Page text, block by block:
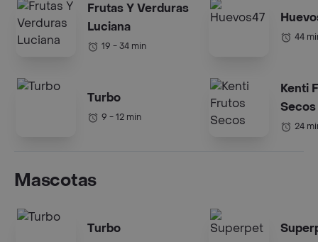
Frutas Y Verduras
Luciana
19 - 34 min
Turbo
9 - 12 min
44
Kenti
Secos
24
Mascotas
Turbo